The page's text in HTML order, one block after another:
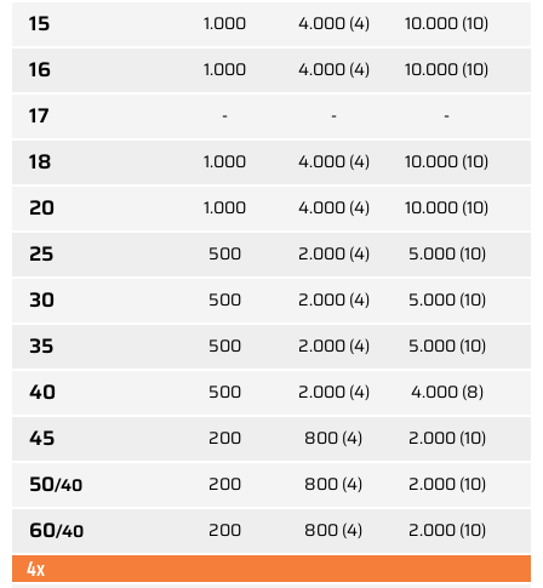
15 1.000 4.000 (4) 10.000 (10)
16 1.000 4.000 (4) 10.000 (10)
17 - - -
18 1.000 4.000 (4) 10.000 (10)
20 1.000 4.000 (4) 10.000 (10)
25 500 2.000 (4) 5.000 (10)
30 500 2.000 (4) 5.000 (10)
35 500 2.000 (4) 5.000 (10)
40 500 2.000 (4) 4.000 (8)
45 200 800 (4) 2.000 (10)
50/40 200 800 (4) 2.000 (10)
60/40 200 800 (4) 2.000 (10)
4x